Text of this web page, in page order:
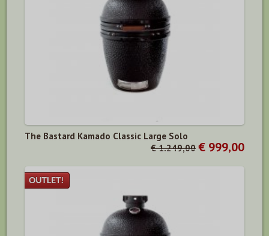
The Bastard Kamado Classic Large Solo
€ 1.249,00 € 999,00